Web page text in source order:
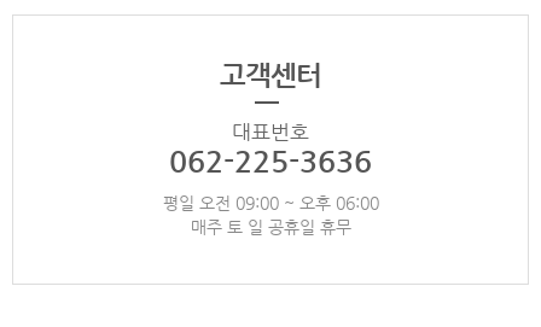
고객센터
대표번호
062-225-3636
평일 오전 09:00 ~ 오후 06:00
매주 토 일 공휴일 휴무